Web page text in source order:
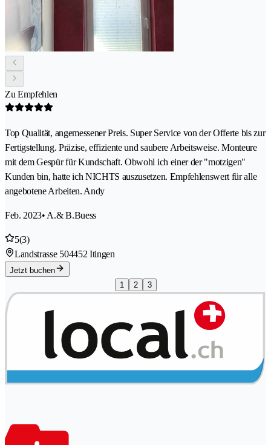
Zu Empfehlen
Top Qualität, angemessener Preis. Super Service von der Offerte bis zur
Fertigstellung. Präzise, effiziente und saubere Arbeitsweise. Monteure
mit dem Gespür für Kundschaft. Obwohl ich einer der "motzigen"
Kunden bin, hatte ich NICHTS auszusetzen. Empfehlenswert für alle
angebotene Arbeiten. Andy
Feb. 2023• A.& B.Buess
5(3)
Landstrasse 504452 Itingen
Jetzt buchen
1
2 3